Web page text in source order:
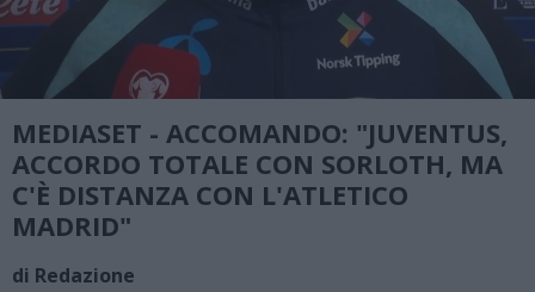
MEDIASET - ACCOMANDO: "JUVENTUS,
ACCORDO TOTALE CON SORLOTH, MA
C'È DISTANZA CON L'ATLETICO
MADRID"
di Redazione